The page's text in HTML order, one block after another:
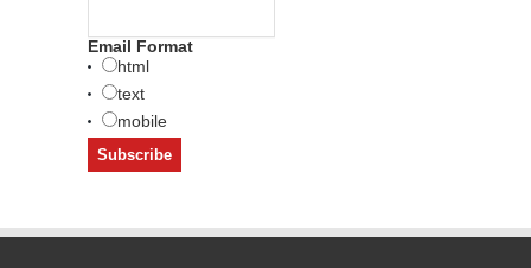
Email Format
html
text
mobile